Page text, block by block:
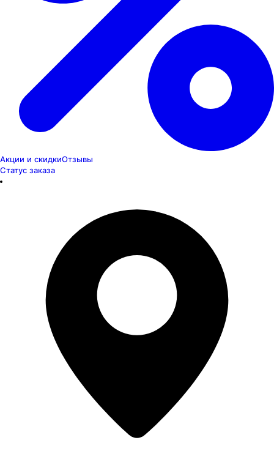
Акции и скидкиОтзывы
Статус заказа